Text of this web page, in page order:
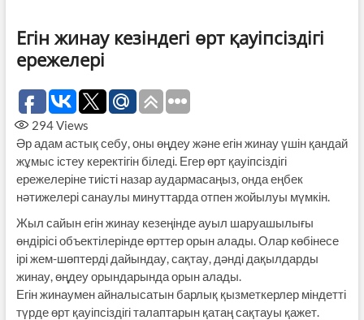
Егін жинау кезіндегі өрт қауіпсіздігі
ережелері
294Views
Әр адам астық себу, оны өңдеу және егін жинау үшін қандай
жұмыс істеу керектігін біледі. Егер өрт қауіпсіздігі
ережелеріне тиісті назар аудармасаңыз, онда еңбек
нәтижелері санаулы минуттарда отпен жойылуы мүмкін.
Жыл сайын егін жинау кезеңінде ауыл шаруашылығы
өндірісі объекті­лерінде өрттер орын алады. Олар көбінесе
ірі жем-шөптерді дайындау, сақтау, дәнді дақылдарды
жинау, өңдеу орындарында орын алады.
Егін жинаумен айналысатын барлық қызметкерлер міндетті
түрде өрт қауіп­сіздігі талаптарын қатаң сақтауы қажет.